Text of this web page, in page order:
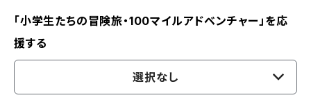
「小学生たちの冒険旅・100マイルアドベンチャー」を応
援する
選択なし